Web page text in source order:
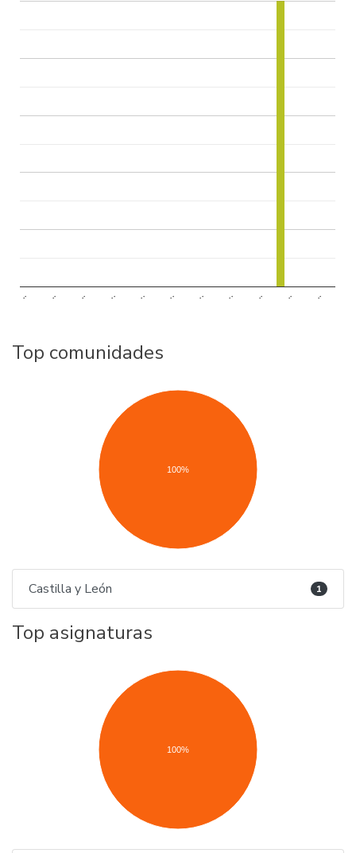
.. .. .. .. .. .. .. .. .. .. ..
Top comunidades
100%
Castilla y León 1
Top asignaturas
100%